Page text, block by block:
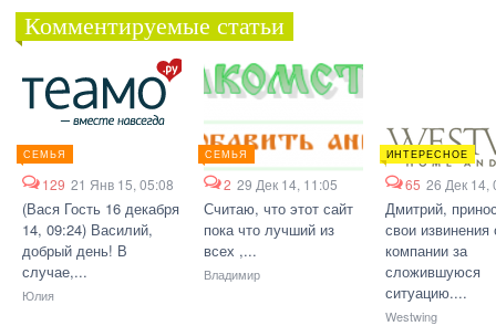
Комментируемые статьи
СЕМЬЯ
129 21 Янв 15, 05:08
(Вася Гость 16 декабря
14, 09:24) Василий,
добрый день! В
случае,...
Юлия
СЕМЬЯ
2 29 Дек 14, 11:05
Считаю, что этот сайт
пока что лучший из
всех ,...
Владимир
ИНТЕРЕСНОЕ
65 26 Дек 14,
Дмитрий,
свои извинения
компании за
сложившуюся
ситуацию....
Westwing